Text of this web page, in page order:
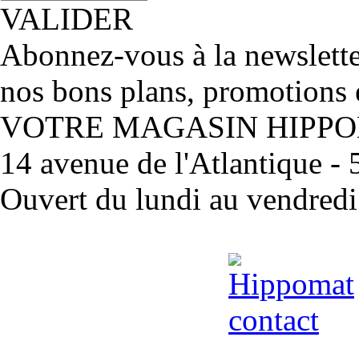
VALIDER
Abonnez-vous à la
nos bons plans, promotions
VOTRE MAGASIN
14 avenue de l'Atlantique -
Ouvert du lundi au